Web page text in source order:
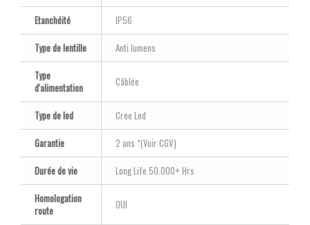
Etanchéité
IP56
Type de lentille
Anti lumens
Type
d'alimentation
Câblée
Type de led
Cree Led
Garantie
2 ans *(Voir CGV)
Durée de vie
Long Life 50.000+ Hrs
Homologation
route
OUI